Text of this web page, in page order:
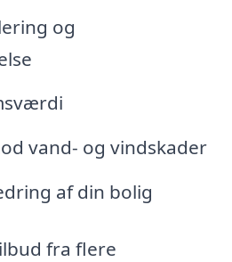
og
vand- og vindskader
af din bolig
fra flere